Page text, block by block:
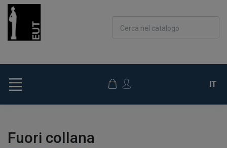
Cerca nel catalogo
IT
Fuori collana